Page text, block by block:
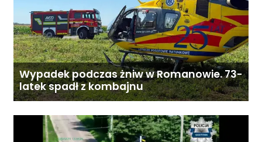
Wypadek podczas żniw w Romanowie. 73-
latek spadł z kombajnu